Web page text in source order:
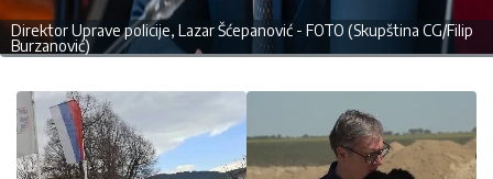
Direktor Uprave policije, Lazar Šćepanović - FOTO (Skupština CG/Filip
Burzanović)